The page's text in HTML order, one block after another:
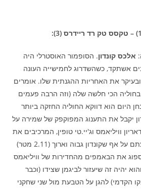
אלכס קונדון. הסופמור האוסטרלי היה
אשתקד, כשהשדרוג לחמישייה העונה
את האחריות ההגנתית שלו. אומרים
הכי חלשה שלה (וזה הרבה פעמים
היום הוא דווקא החוליה החזקה ביותר
יקבל את התענוג המפוקפק של שמירה על
וויליאמס וג'יי.טי טופין, המרכיבים את
הקו הקדמי הפותח בקבוצתם על אף שקונדון גבוה וארוך (2.11 מטר)
את הבאמפים מהחדירות של וויליאמס
יהיה זה שיעזור לביגמן שצידו (וכבר
הקדמי) להגן על הטבעת מול שני שחקני